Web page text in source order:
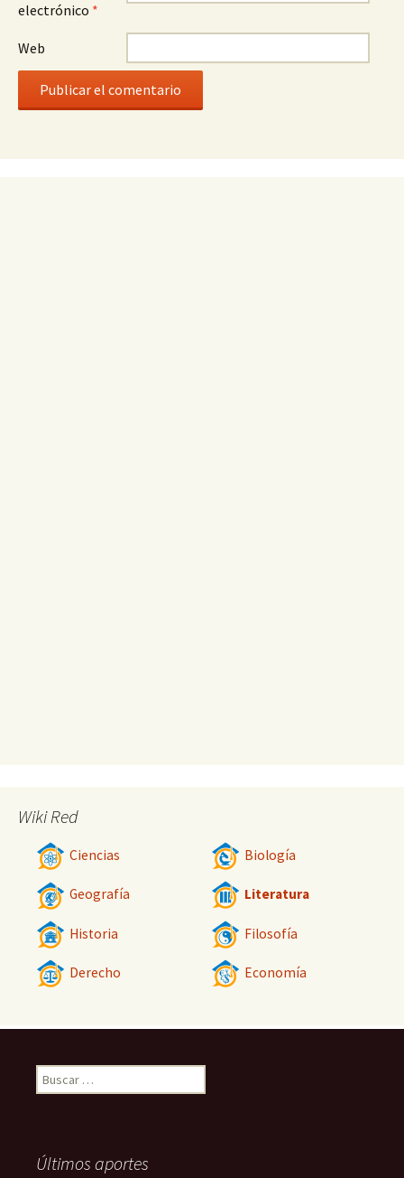
electrónico *
Web
Wiki Red
Ciencias Biología
Geografía Literatura
Historia Filosofía
Derecho Economía
Buscar:
Últimos aportes